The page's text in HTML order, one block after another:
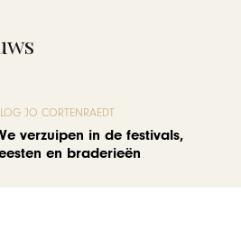
JO CORTENRAEDT
verzuipen in de festivals,
en braderieën